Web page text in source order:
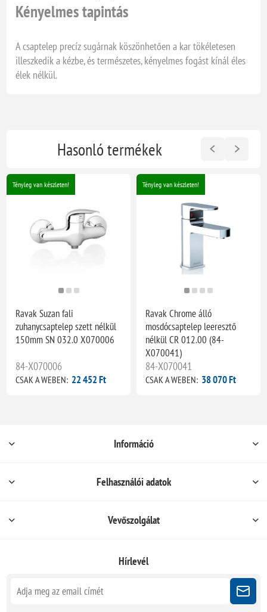
Kényelmes tapintás
A csaptelep precíz sugárnak köszönhetően a kar tökéletesen
illeszkedik a kézbe, és természetes, kényelmes fogást kínál éles
élek nélkül.
Hasonló termékek
Tényleg van készleten!
Ravak Suzan fali
zuhanycsaptelep szett nélkül
150mm SN 032.0 X070006
84-X070006
CSAK A WEBEN: 22 452 Ft
Tényleg van készleten!
Ravak Chrome álló
mosdócsaptelep leeresztő
nélkül CR 012.00 (84-
X070041)
84-X070041
CSAK A WEBEN: 38 070 Ft
Információ
Felhasználói adatok
Vevőszolgálat
Hírlevél